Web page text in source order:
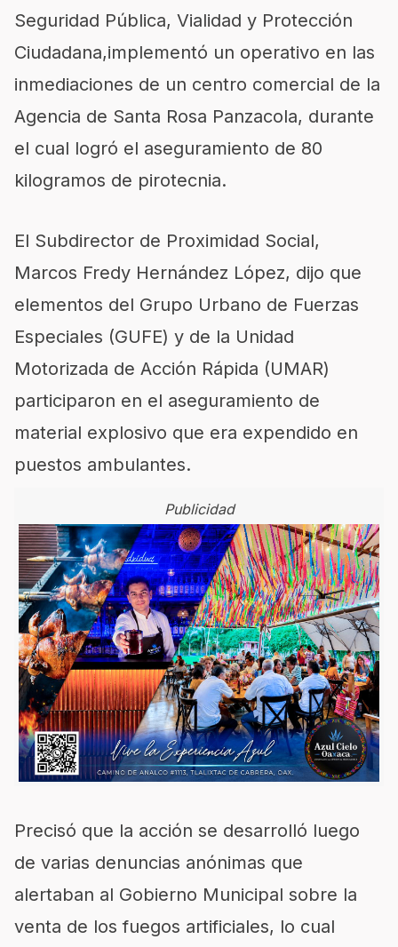
Seguridad Pública, Vialidad y Protección
Ciudadana,implementó un operativo en las
inmediaciones de un centro comercial de la
Agencia de Santa Rosa Panzacola, durante
el cual logró el aseguramiento de 80
kilogramos de pirotecnia.
El Subdirector de Proximidad Social,
Marcos Fredy Hernández López, dijo que
elementos del Grupo Urbano de Fuerzas
Especiales (GUFE) y de la Unidad
Motorizada de Acción Rápida (UMAR)
participaron en el aseguramiento de
material explosivo que era expendido en
puestos ambulantes.
Publicidad
Precisó que la acción se desarrolló luego
de varias denuncias anónimas que
alertaban al Gobierno Municipal sobre la
venta de los fuegos artificiales, lo cual